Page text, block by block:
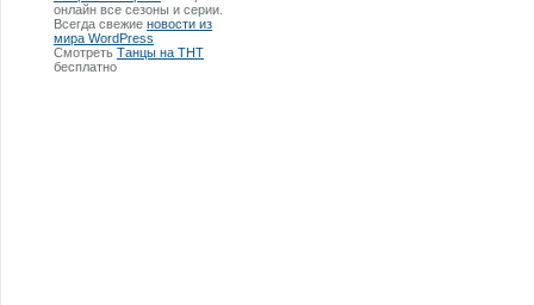
онлайн все сезоны и серии.
Всегда свежие новости из
мира WordPress
Смотреть Танцы на ТНТ
бесплатно